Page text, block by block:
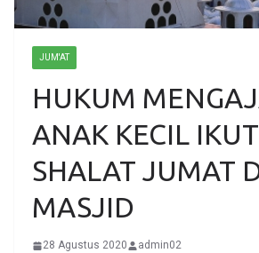
JUM'AT
HUKUM
ANAK KECIL IKUT
SHALAT JUMAT
MASJID
28 Agustus 2020 admin02